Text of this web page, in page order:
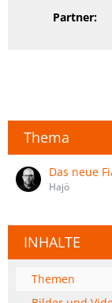
Partner:
Thema
Das neue
Hajö
INHALTE
Themen